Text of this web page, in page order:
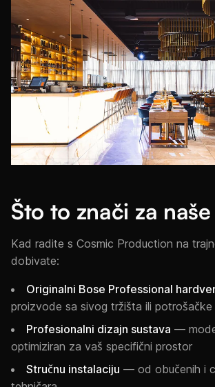
Što to znači za
Kad radite s Cosmic Production na
dobivate:
Originalni Bose Professional
proizvode sa sivog tržišta ili potrošačke
Profesionalni dizajn sustava —
optimiziran za vaš specifični prostor
Stručnu instalaciju — od obučenih i